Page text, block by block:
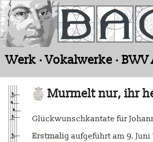
Werk · Vokalwerke · BWV
Murmelt nur, ihr
Glückwunschkantate für
Erstmalig aufgeführt am 9. Juni